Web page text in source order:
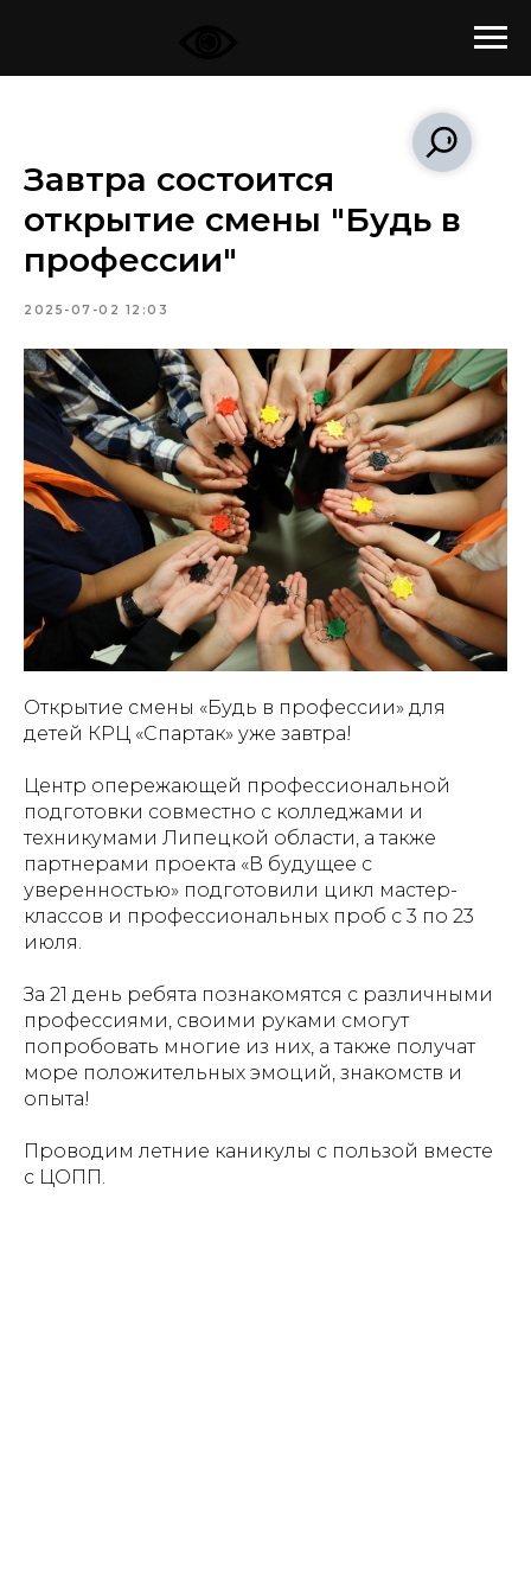
Завтра состоится
открытие смены "Будь в
профессии"
2025-07-02 12:03
Открытие смены «Будь в профессии» для
детей КРЦ «Спартак» уже завтра!
Центр опережающей профессиональной
подготовки совместно с колледжами и
техникумами Липецкой области, а также
партнерами проекта «В будущее с
уверенностью» подготовили цикл мастер-
классов и профессиональных проб c 3 по 23
июля.
За 21 день ребята познакомятся с различными
профессиями, своими руками смогут
попробовать многие из них, а также получат
море положительных эмоций, знакомств и
опыта!
Проводим летние каникулы с пользой вместе
с ЦОПП.